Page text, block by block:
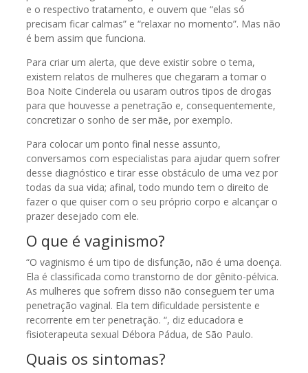
e o respectivo tratamento, e ouvem que “elas só
precisam ficar calmas” e “relaxar no momento”. Mas não
é bem assim que funciona.
Para criar um alerta, que deve existir sobre o tema,
existem relatos de mulheres que chegaram a tomar o
Boa Noite Cinderela ou usaram outros tipos de drogas
para que houvesse a penetração e, consequentemente,
concretizar o sonho de ser mãe, por exemplo.
Para colocar um ponto final nesse assunto,
conversamos com especialistas para ajudar quem sofrer
desse diagnóstico e tirar esse obstáculo de uma vez por
todas da sua vida; afinal, todo mundo tem o direito de
fazer o que quiser com o seu próprio corpo e alcançar o
prazer desejado com ele.
O que é vaginismo?
“O vaginismo é um tipo de disfunção, não é uma doença.
Ela é classificada como transtorno de dor gênito-pélvica.
As mulheres que sofrem disso não conseguem ter uma
penetração vaginal. Ela tem dificuldade persistente e
recorrente em ter penetração. “, diz educadora e
fisioterapeuta sexual Débora Pádua, de São Paulo.
Quais os sintomas?